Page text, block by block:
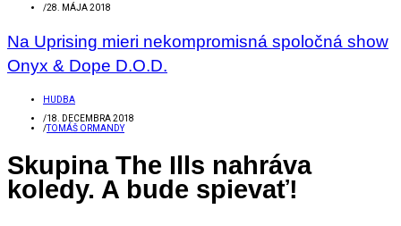
/28. MÁJA 2018
Na Uprising mieri nekompromisná spoločná show
Onyx & Dope D.O.D.
HUDBA
/18. DECEMBRA 2018
/TOMÁŠ ORMANDY
Skupina The Ills nahráva
koledy. A bude spievať!